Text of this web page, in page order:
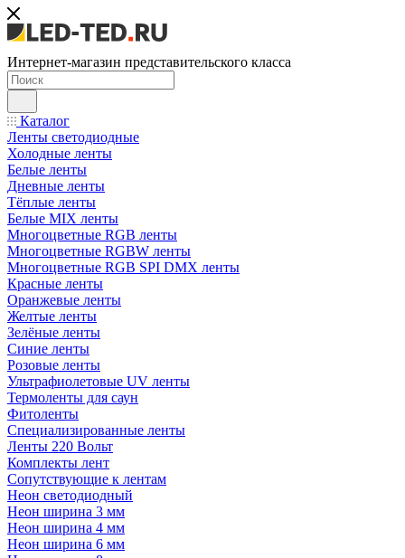
Интернет-магазин представительского класса
Каталог
Ленты светодиодные
Холодные ленты
Белые ленты
Дневные ленты
Тёплые ленты
Белые MIX ленты
Многоцветные RGB ленты
Многоцветные RGBW ленты
Многоцветные RGB SPI DMX ленты
Красные ленты
Оранжевые ленты
Желтые ленты
Зелёные ленты
Синие ленты
Розовые ленты
Ультрафиолетовые UV ленты
Термоленты для саун
Фитоленты
Специализированные ленты
Ленты 220 Вольт
Комплекты лент
Сопутствующие к лентам
Неон светодиодный
Неон ширина 3 мм
Неон ширина 4 мм
Неон ширина 6 мм